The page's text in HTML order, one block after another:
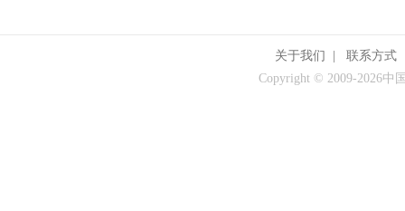
关于我们 |联系方式
Copyright © 2009-2026中